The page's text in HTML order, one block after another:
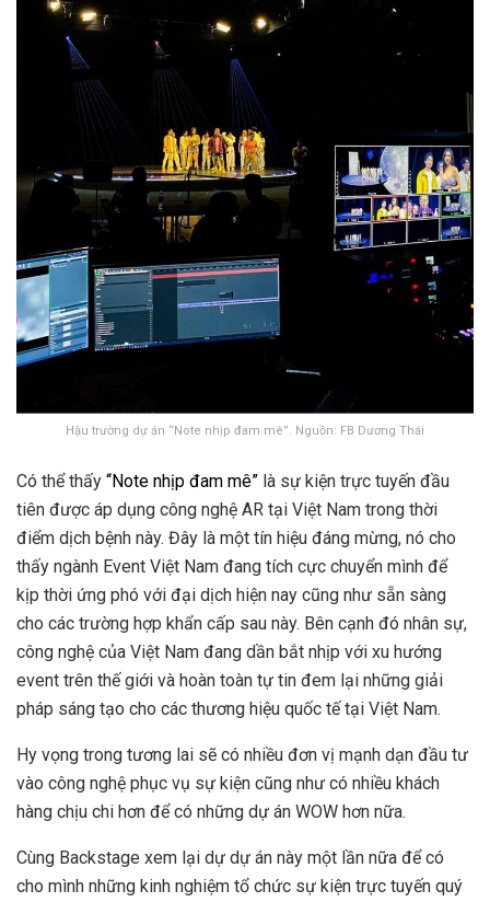
Hậu trường dự án “Note nhịp đam mê”. Nguồn: FB Dương Thái
Có thể thấy “Note nhịp đam mê” là sự kiện trực tuyến đầu
tiên được áp dụng công nghệ AR tại Việt Nam trong thời
điểm dịch bệnh này. Đây là một tín hiệu đáng mừng, nó cho
thấy ngành Event Việt Nam đang tích cực chuyển mình để
kịp thời ứng phó với đại dịch hiện nay cũng như sẵn sàng
cho các trường hợp khẩn cấp sau này. Bên cạnh đó nhân sự,
công nghệ của Việt Nam đang dần bắt nhịp với xu hướng
event trên thế giới và hoàn toàn tự tin đem lại những giải
pháp sáng tạo cho các thương hiệu quốc tế tại Việt Nam.
Hy vọng trong tương lai sẽ có nhiều đơn vị mạnh dạn đầu tư
vào công nghệ phục vụ sự kiện cũng như có nhiều khách
hàng chịu chi hơn để có những dự án WOW hơn nữa.
Cùng Backstage xem lại dự dự án này một lần nữa để có
cho mình những kinh nghiệm tổ chức sự kiện trực tuyến quý